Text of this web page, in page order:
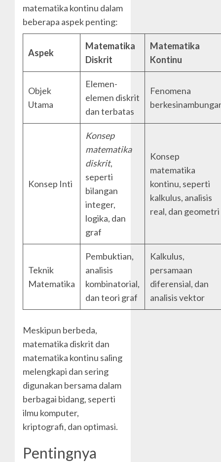
matematika kontinu dalam
beberapa aspek penting:
Aspek
Matematika
Diskrit
Matematika
Kontinu
Objek
Utama
Elemen-
elemen diskrit
dan terbatas
Fenomena
Konsep Inti
Konsep
matematika
diskrit,
seperti
bilangan
integer,
logika, dan
graf
Konsep
matematika
kontinu, seperti
kalkulus, analisis
real, dan geometri
Teknik
Matematika
Pembuktian,
analisis
kombinatorial,
dan teori graf
Kalkulus,
persamaan
diferensial, dan
analisis vektor
Meskipun berbeda,
matematika diskrit dan
matematika kontinu saling
melengkapi dan sering
digunakan bersama dalam
berbagai bidang, seperti
ilmu komputer,
kriptografi, dan optimasi.
Pentingnya